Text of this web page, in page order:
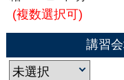
(複数選択可)
講習